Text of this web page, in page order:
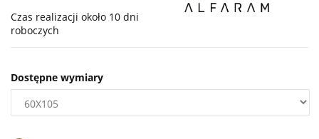
Czas realizacji około 10 dni
roboczych
Dostępne wymiary